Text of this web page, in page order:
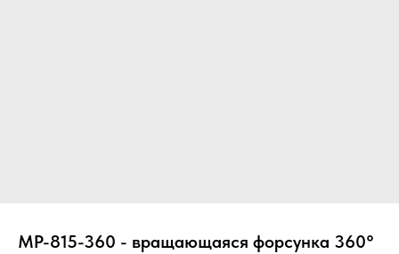
MP-815-360 - вращающаяся форсунка 360°